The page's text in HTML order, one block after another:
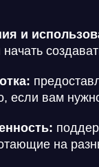
и
если вам
на